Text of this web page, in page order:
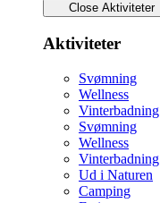
Close Aktiviteter
Aktiviteter
Svømning
Wellness
Vinterbadning
Svømning
Wellness
Vinterbadning
Ud i Naturen
Camping